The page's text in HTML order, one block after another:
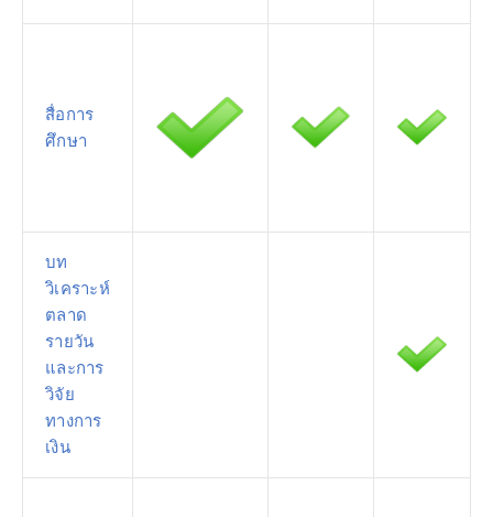
สื่อการ
ศึกษา
บท
วิเคราะห์
ตลาด
รายวัน
และการ
วิจัย
ทางการ
เงิน